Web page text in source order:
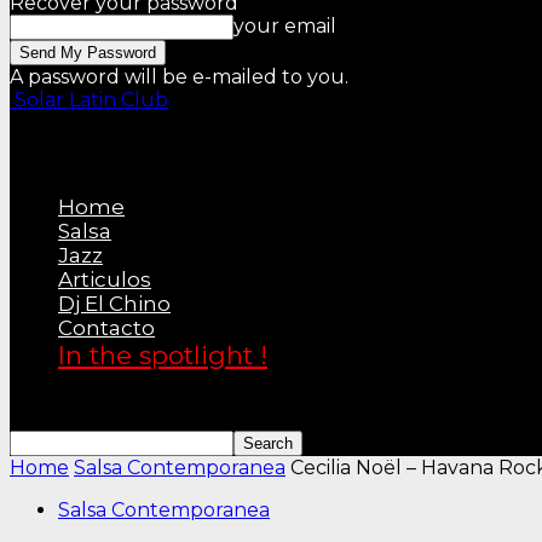
your email
A password will be e-mailed to you.
Solar Latin Club
Home
Salsa
Jazz
Articulos
Dj El Chino
Contacto
In the spotlight !
Home Salsa Contemporanea Cecilia Noël – Havana
Salsa Contemporanea